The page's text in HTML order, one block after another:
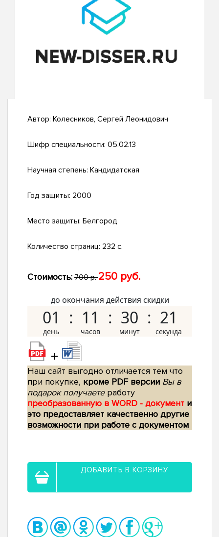
Автор: Колесников, Сергей Леонидович
Шифр специальности: 05.02.13
Научная степень: Кандидатская
Год защиты: 2000
Место защиты: Белгород
Количество страниц: 232 с.
Стоимость: 700 р.250 руб.
до окончания действия скидки
01 11 30 20
+
Наш сайт выгодно отличается тем что
при покупке, кроме PDF версии Вы в
подарок получаетеработу
преобразованную в WORD - документ и
это предоставляет качественно другие
возможности при работе с документом
ДОБАВИТЬ В КОРЗИНУ